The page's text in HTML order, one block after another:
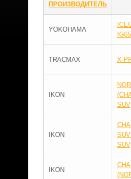
ПРОИЗВОДИТЕЛЬ
YOKOHAMA
IG65
TRACMAX X-
IKON
IKON
IKON